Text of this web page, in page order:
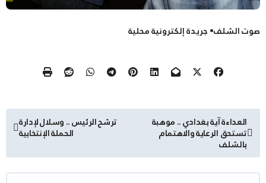
صوت الشلف• جريدة إلكترونية محلية
تصفّح
المقالات
العداءة آية بغدادي .. موهبة
تستحق الرعاية والاهتمام
بالشلف
ترشح الرئيس .. وسلال لإدارة
الحملة الإنتخابية